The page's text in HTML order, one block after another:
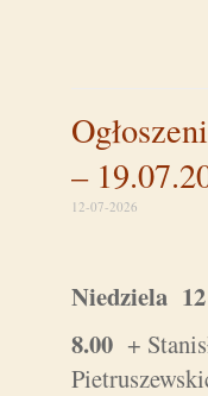
–
12-07-2026
Niedziela
8.00 +